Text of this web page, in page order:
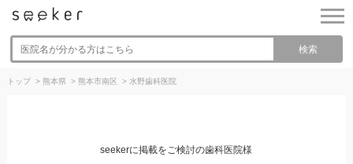
検索
トップ > 熊本県 > 熊本市南区 > 水野歯科医院
seekerに掲載をご検討の歯科医院様